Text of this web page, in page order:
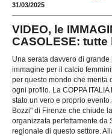
31/03/2025
VIDEO, le
CASOLESE: tutte
Una serata davvero di grande
immagine per il calcio
per questo mondo che merita
ogni profilo. La COPPA ITALIA
stato un vero e proprio
Bozzi" di Firenze che chiude
organizzata perfettamente da
regionale di questo settore.